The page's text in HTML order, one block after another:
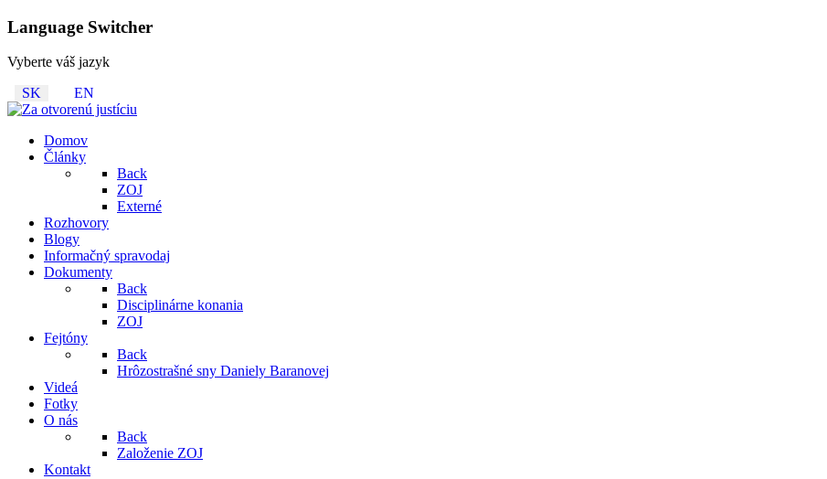
Language Switcher
Vyberte váš jazyk
SK
EN
Domov
Články
Back
ZOJ
Externé
Rozhovory
Blogy
Informačný spravodaj
Dokumenty
Back
Disciplinárne konania
ZOJ
Fejtóny
Back
Hrôzostrašné sny Daniely Baranovej
Videá
Fotky
O nás
Back
Založenie ZOJ
Kontakt